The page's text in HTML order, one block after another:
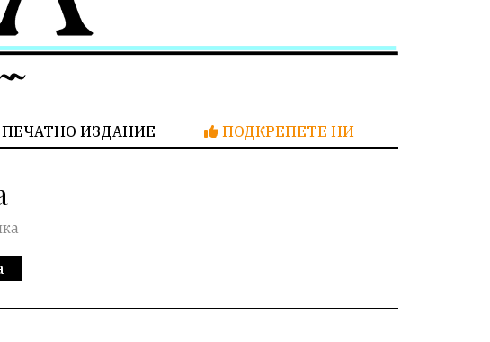
ПЕЧАТНО ИЗДАНИЕ ПОДКРЕПЕТЕ НИ